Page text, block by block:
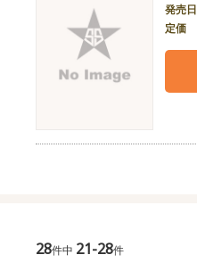
発売日
定価
28件中 21-28件